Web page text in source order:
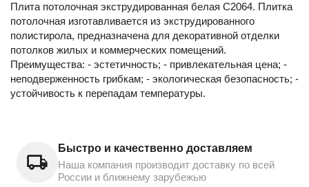
Плита потолочная экструдированная белая С2064. Плитка
потолочная изготавливается из экструдированного
полистирола, предназначена для декоративной отделки
потолков жилых и коммерческих помещений.
Преимущества: - эстетичность; - привлекательная цена; -
неподверженность грибкам; - экологическая безопасность; -
устойчивость к перепадам температуры.
Быстро и качественно доставляем
Наша компания производит доставку по всей
России и ближнему зарубежью